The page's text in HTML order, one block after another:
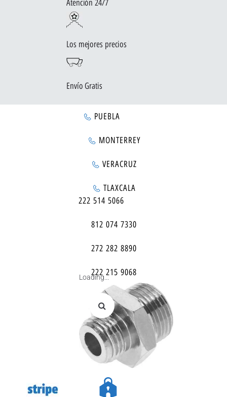
Atención 24/7
Los mejores precios
Envío Gratis
PUEBLA
MONTERREY
VERACRUZ
TLAXCALA
222 514 5066
812 074 7330
272 282 8890
222 215 9068
Loading...